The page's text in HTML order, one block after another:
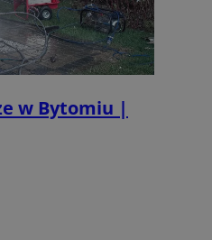
w Bytomiu |